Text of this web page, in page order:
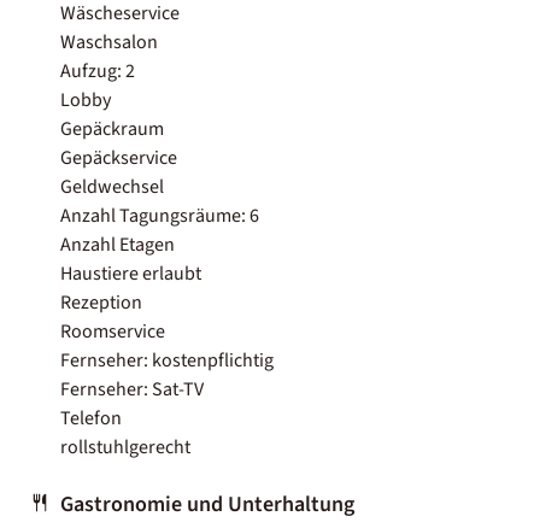
Wäscheservice
Waschsalon
Aufzug: 2
Lobby
Gepäckraum
Gepäckservice
Geldwechsel
Anzahl Tagungsräume: 6
Anzahl Etagen
Haustiere erlaubt
Rezeption
Roomservice
Fernseher: kostenpflichtig
Fernseher: Sat-TV
Telefon
rollstuhlgerecht
Gastronomie und Unterhaltung